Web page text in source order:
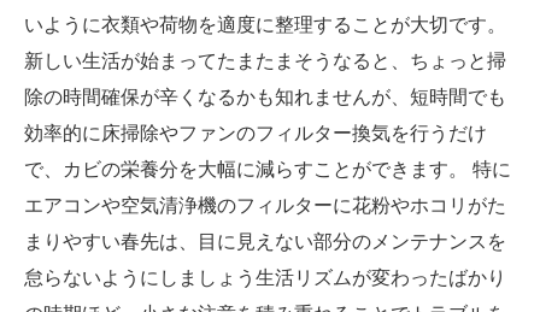
いように衣類や荷物を適度に整理することが大切です。
新しい生活が始まってたまたまそうなると、ちょっと掃
除の時間確保が辛くなるかも知れませんが、短時間でも
効率的に床掃除やファンのフィルター換気を行うだけ
で、カビの栄養分を大幅に減らすことができます。 特に
エアコンや空気清浄機のフィルターに花粉やホコリがた
まりやすい春先は、目に見えない部分のメンテナンスを
怠らないようにしましょう生活リズムが変わったばかり